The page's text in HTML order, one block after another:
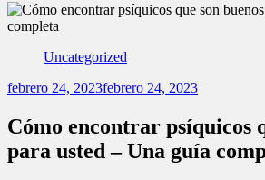
Uncategorized
febrero 24, 2023febrero 24, 2023
Cómo encontrar psíquicos
para usted – Una guía